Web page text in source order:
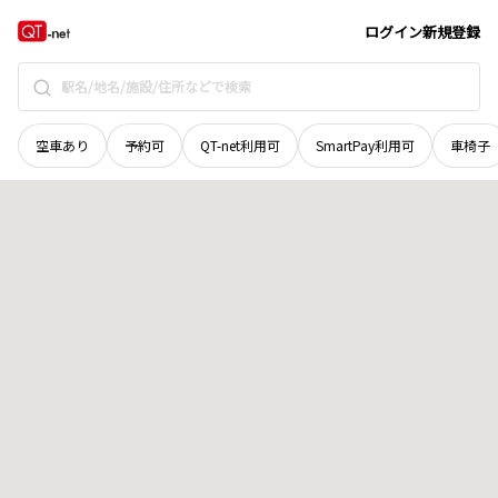
ログイン新規登録
空車あり 予約可 QT-net利用可 SmartPay利用可 車椅子
北海道